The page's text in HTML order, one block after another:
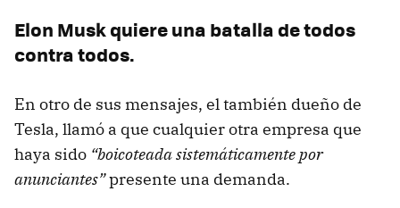
Elon Musk quiere una batalla de todos
contra todos.
En otro de sus mensajes, el también dueño de
Tesla, llamó a que cualquier otra empresa que
haya sido “boicoteada sistemáticamente por
anunciantes”presente una demanda.